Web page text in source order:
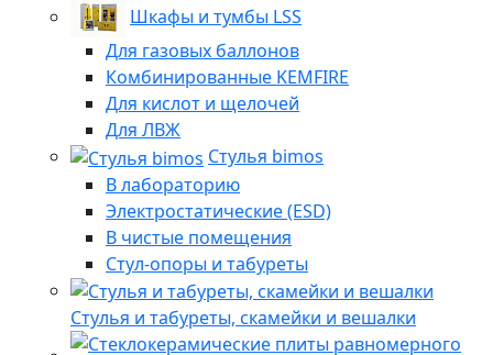
Шкафы и тумбы LSS
Для газовых баллонов
Комбинированные KEMFIRE
Для кислот и щелочей
Для ЛВЖ
Стулья bimos
В лабораторию
Электростатические (ESD)
В чистые помещения
Стул-опоры и табуреты
Стулья и табуреты, скамейки и вешалки